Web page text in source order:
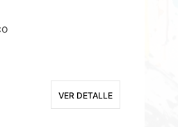
VER DETALLE